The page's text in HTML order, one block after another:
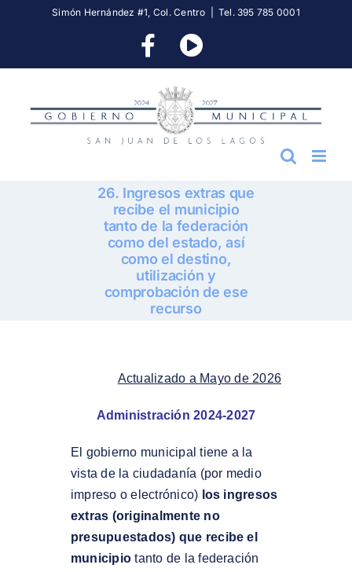
Simón Hernández #1, Col. Centro Tel. 395 785 0001
FacebookYouTube
26. Ingresos extras que
recibe el municipio
tanto de la federación
como del estado, así
como el destino,
utilización y
comprobación de ese
recurso
Actualizado a Mayo de 2026
Administración 2024-2027
El gobierno municipal tiene a la
vista de la ciudadanía (por medio
impreso o electrónico) los ingresos
extras (originalmente no
presupuestados) que recibe el
municipiotanto de la federación